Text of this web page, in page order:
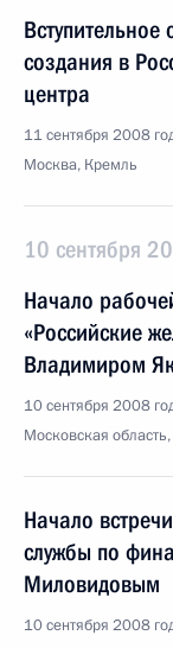
создания в
центра
11 сентября 2008
Москва, Кремль
10 сентября
Начало
«Российские
Владимиром
10 сентября 2008
Московская область,
Начало
службы по
Миловидовым
10 сентября 2008